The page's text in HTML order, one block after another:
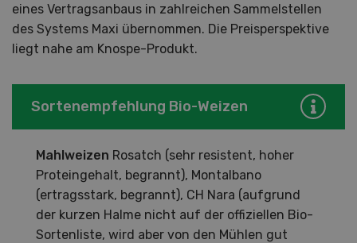
eines Vertragsanbaus in zahlreichen Sammelstellen
des Systems Maxi übernommen. Die Preisperspektive
liegt nahe am Knospe-Produkt.
Sortenempfehlung Bio-Weizen
Mahlweizen Rosatch (sehr resistent, hoher
Proteingehalt, begrannt), Montalbano
(ertragsstark, begrannt), CH Nara (aufgrund
der kurzen Halme nicht auf der offiziellen Bio-
Sortenliste, wird aber von den Mühlen gut